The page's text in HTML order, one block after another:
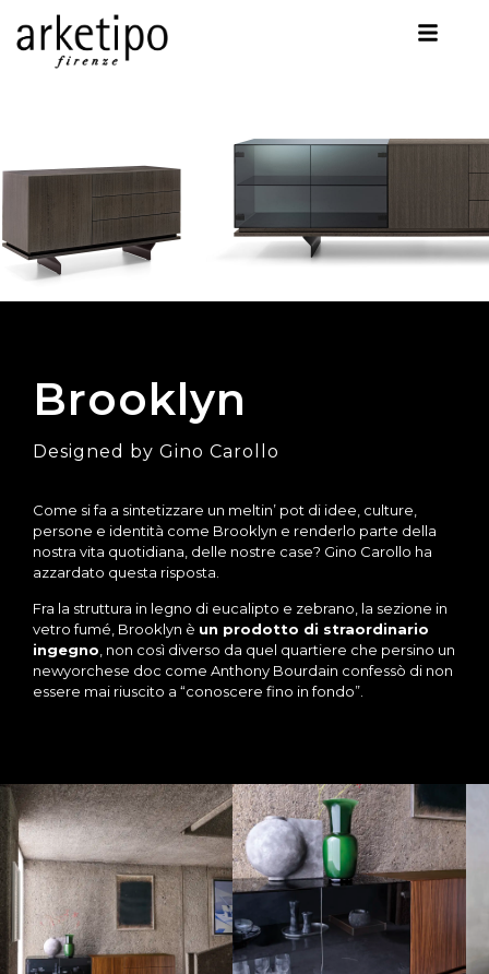
Brooklyn
Designed by Gino Carollo
Come si fa a sintetizzare un meltin’ pot di idee, culture,
persone e identità come Brooklyn e renderlo parte della
nostra vita quotidiana, delle nostre case? Gino Carollo ha
azzardato questa risposta.
Fra la struttura in legno di eucalipto e zebrano, la sezione in
vetro fumé, Brooklyn è un prodotto di straordinario
ingegno, non così diverso da quel quartiere che persino un
newyorchese doc come Anthony Bourdain confessò di non
essere mai riuscito a “conoscere fino in fondo”.